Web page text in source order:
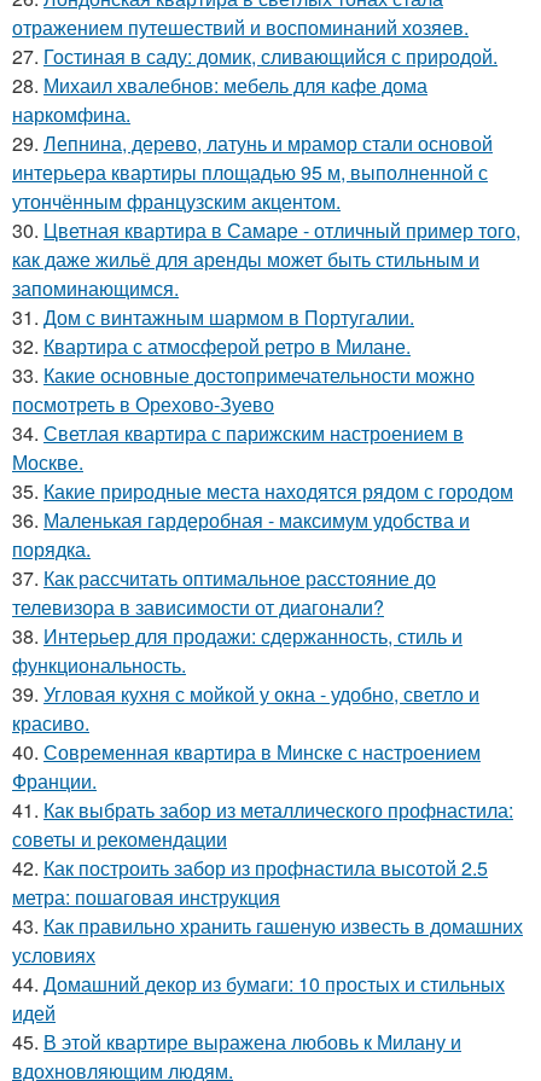
отражением путешествий и воспоминаний хозяев.
27. Гостиная в саду: домик, сливающийся с природой.
28. Михаил хвалебнов: мебель для кафе дома
наркомфина.
29. Лепнина, дерево, латунь и мрамор стали основой
интерьера квартиры площадью 95 м, выполненной с
утончённым французским акцентом.
30. Цветная квартира в Самаре - отличный пример того,
как даже жильё для аренды может быть стильным и
запоминающимся.
31. Дом с винтажным шармом в Португалии.
32. Квартира с атмосферой ретро в Милане.
33. Какие основные достопримечательности можно
посмотреть в Орехово-Зуево
34. Светлая квартира с парижским настроением в
Москве.
35. Какие природные места находятся рядом с городом
36. Маленькая гардеробная - максимум удобства и
порядка.
37. Как рассчитать оптимальное расстояние до
телевизора в зависимости от диагонали?
38. Интерьер для продажи: сдержанность, стиль и
функциональность.
39. Угловая кухня с мойкой у окна - удобно, светло и
красиво.
40. Современная квартира в Минске с настроением
Франции.
41. Как выбрать забор из металлического профнастила:
советы и рекомендации
42. Как построить забор из профнастила высотой 2.5
метра: пошаговая инструкция
43. Как правильно хранить гашеную известь в домашних
условиях
44. Домашний декор из бумаги: 10 простых и стильных
идей
45. В этой квартире выражена любовь к Милану и
вдохновляющим людям.